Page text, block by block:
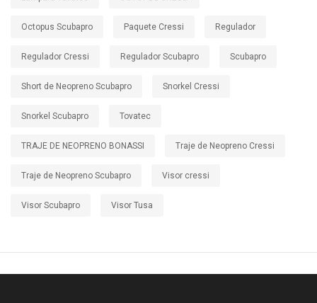
Octopus Scubapro Paquete Cressi Regulador
Regulador Cressi Regulador Scubapro Scubapro
Short de Neopreno Scubapro Snorkel Cressi
Snorkel Scubapro Tovatec
TRAJE DE NEOPRENO BONASSI Traje de Neopreno Cressi
Traje de Neopreno Scubapro Visor cressi
Visor Scubapro Visor Tusa